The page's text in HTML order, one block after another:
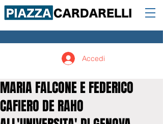
Accedi
MARIA FALCONE E FEDERICO
CAFIERO DE RAHO